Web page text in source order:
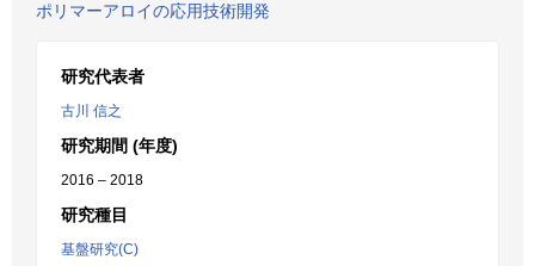
ポリマーアロイの応用技術開発
研究代表者
古川 信之
研究期間 (年度)
2016 – 2018
研究種目
基盤研究(C)